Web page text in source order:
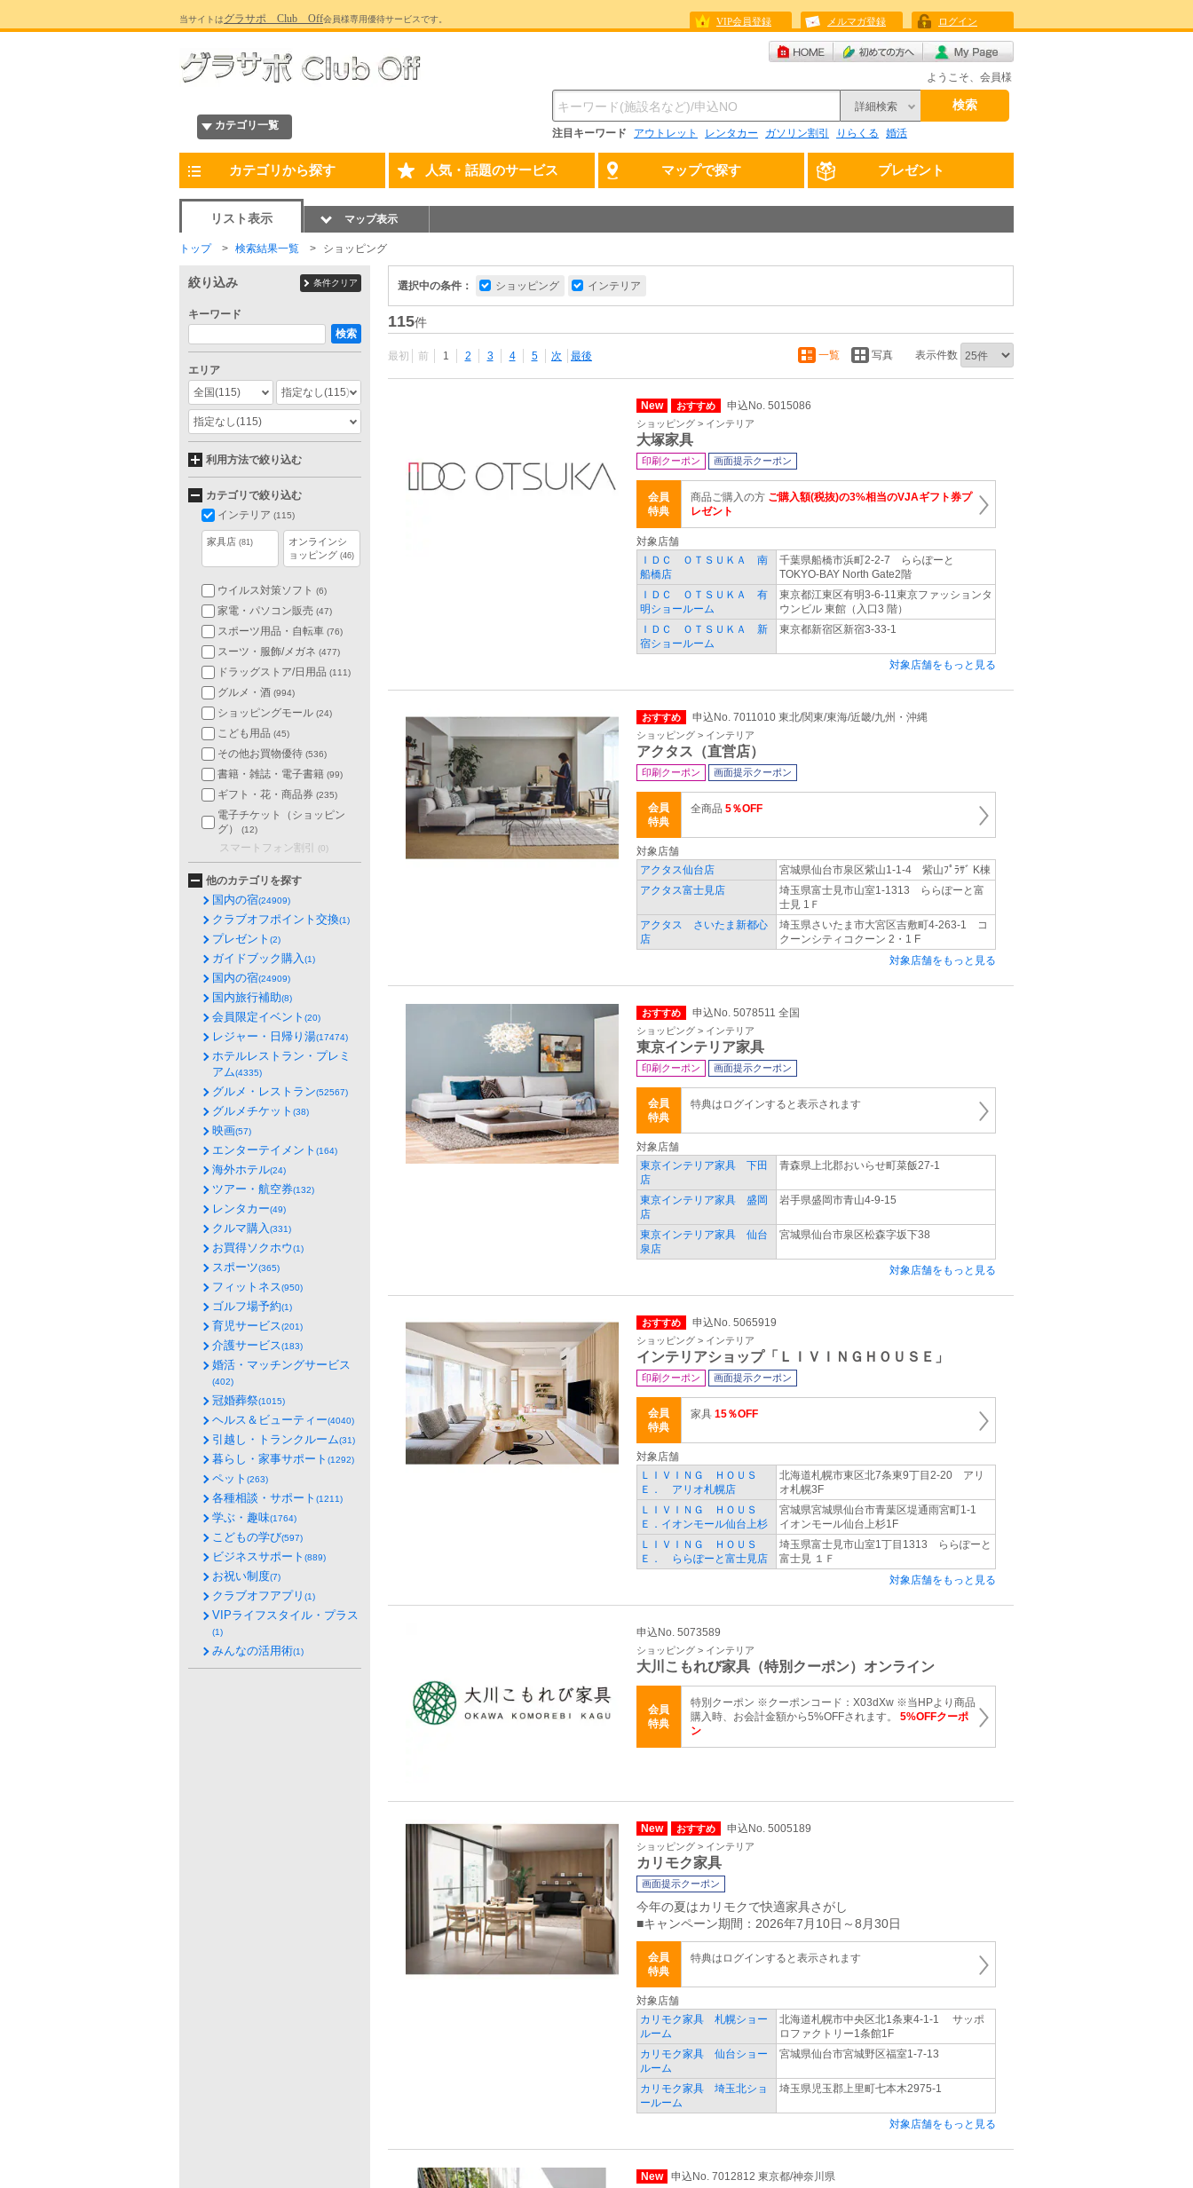
当サイトはグラサポ Club Off会員様専用優待サービスです。 VIP会員登録 メルマガ登録 ログイン
ようこそ、会員様
カテゴリ一覧
詳細検索 検索
注目キーワード アウトレット レンタカー ガソリン割引 りらくる 婚活
カテゴリから探す 人気・話題のサービス マップで探す プレゼント
リスト表示 マップ表示
トップ 検索結果一覧 ショッピング
選択中の条件： ショッピング インテリア
115件
最初 前 1 2 3 4 5 次 最後 一覧 写真 表示件数
New おすすめ 申込No. 5015086
ショッピング > インテリア
大塚家具
印刷クーポン 画面提示クーポン
会員
特典
商品ご購入の方 ご購入額(税抜)の3%相当のVJAギフト券プ
レゼント
対象店舗
ＩＤＣ ＯＴＳＵＫＡ 南
船橋店
千葉県船橋市浜町2-2-7 ららぽーと
TOKYO-BAY North Gate2階
ＩＤＣ ＯＴＳＵＫＡ 有
明ショールーム
東京都江東区有明3-6-11東京ファッションタ
ウンビル 東館（入口3 階）
ＩＤＣ ＯＴＳＵＫＡ 新
宿ショールーム
東京都新宿区新宿3-33-1
対象店舗をもっと見る
おすすめ 申込No. 7011010 東北/関東/東海/近畿/九州・沖縄
ショッピング > インテリア
アクタス（直営店）
印刷クーポン 画面提示クーポン
会員
特典
全商品 5％OFF
対象店舗
アクタス仙台店
宮城県仙台市泉区紫山1-1-4 紫山ﾌﾟﾗｻﾞ K棟
アクタス富士見店
埼玉県富士見市山室1-1313 ららぽーと富
士見 1Ｆ
アクタス さいたま新都心
店
埼玉県さいたま市大宮区吉敷町4-263-1 コ
クーンシティコクーン 2・1 F
対象店舗をもっと見る
おすすめ 申込No. 5078511 全国
ショッピング > インテリア
東京インテリア家具
印刷クーポン 画面提示クーポン
会員
特典
特典はログインすると表示されます
対象店舗
東京インテリア家具 下田
店
青森県上北郡おいらせ町菜飯27-1
東京インテリア家具 盛岡
店
岩手県盛岡市青山4-9-15
東京インテリア家具 仙台
泉店
宮城県仙台市泉区松森字坂下38
対象店舗をもっと見る
おすすめ 申込No. 5065919
ショッピング > インテリア
インテリアショップ「ＬＩＶＩＮＧＨＯＵＳＥ」
印刷クーポン 画面提示クーポン
会員
特典
家具 15％OFF
対象店舗
ＬＩＶＩＮＧ ＨＯＵＳ
Ｅ． アリオ札幌店
北海道札幌市東区北7条東9丁目2-20 アリ
オ札幌3F
ＬＩＶＩＮＧ ＨＯＵＳ
Ｅ．イオンモール仙台上杉
宮城県宮城県仙台市青葉区堤通雨宮町1-1
イオンモール仙台上杉1F
ＬＩＶＩＮＧ ＨＯＵＳ
Ｅ． ららぽーと富士見店
埼玉県富士見市山室1丁目1313 ららぽーと
富士見 １Ｆ
対象店舗をもっと見る
申込No. 5073589
ショッピング > インテリア
大川こもれび家具（特別クーポン）オンライン
会員
特典
特別クーポン ※クーポンコード：X03dXw ※当HPより商品
購入時、お会計金額から5%OFFされます。 5%OFFクーポ
ン
New おすすめ 申込No. 5005189
ショッピング > インテリア
カリモク家具
画面提示クーポン
今年の夏はカリモクで快適家具さがし
■キャンペーン期間：2026年7月10日～8月30日
会員
特典
特典はログインすると表示されます
対象店舗
カリモク家具 札幌ショー
ルーム
北海道札幌市中央区北1条東4-1-1 サッポ
ロファクトリー1条館1F
カリモク家具 仙台ショー
ルーム
宮城県仙台市宮城野区福室1-7-13
カリモク家具 埼玉北ショ
ールーム
埼玉県児玉郡上里町七本木2975-1
対象店舗をもっと見る
New 申込No. 7012812 東京都/神奈川県
絞り込み 条件クリア
キーワード
検索
エリア
全国(115) 指定なし(115)
指定なし(115)
利用方法で絞り込む
カテゴリで絞り込む
インテリア (115)
家具店 (81)
オンラインシ
ョッピング (46)
ウイルス対策ソフト (6)
家電・パソコン販売 (47)
スポーツ用品・自転車 (76)
スーツ・服飾/メガネ (477)
ドラッグストア/日用品 (111)
グルメ・酒 (994)
ショッピングモール (24)
こども用品 (45)
その他お買物優待 (536)
書籍・雑誌・電子書籍 (99)
ギフト・花・商品券 (235)
電子チケット（ショッピン
グ）
(12)
スマートフォン割引 (0)
他のカテゴリを探す
国内の宿(24909)
クラブオフポイント交換(1)
プレゼント (2)
ガイドブック購入 (1)
国内の宿(24909)
国内旅行補助(8)
会員限定イベント (20)
レジャー・日帰り湯(17474)
ホテルレストラン・プレミ
アム(4335)
グルメ・レストラン(52567)
グルメチケット (38)
映画(57)
エンターテイメント (164)
海外ホテル(24)
ツアー・航空券(132)
レンタカー(49)
クルマ購入 (331)
お買得ソクホウ(1)
スポーツ(365)
フィットネス(950)
ゴルフ場予約(1)
育児サービス(201)
介護サービス(183)
婚活・マッチングサービス
(402)
冠婚葬祭(1015)
ヘルス＆ビューティー(4040)
引越し・トランクルーム(31)
暮らし・家事サポート (1292)
ペット (263)
各種相談・サポート (1211)
学ぶ・趣味(1764)
こどもの学び(597)
ビジネスサポート (889)
お祝い制度(7)
クラブオフアプリ (1)
VIPライフスタイル・プラス
(1)
みんなの活用術(1)